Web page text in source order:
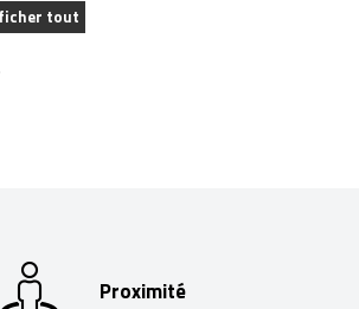
tout
Proximité